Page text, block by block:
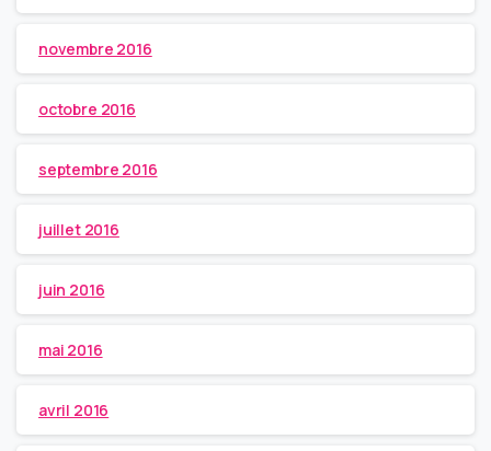
novembre 2016
octobre 2016
septembre 2016
juillet 2016
juin 2016
mai 2016
avril 2016